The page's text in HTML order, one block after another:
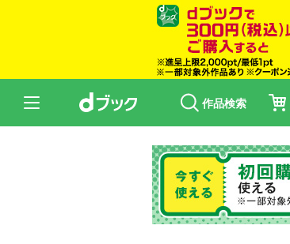
作品検索